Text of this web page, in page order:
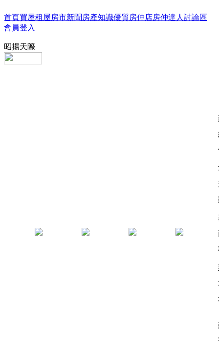
首頁買屋租屋房市新聞 房產知識優質房仲店房仲達人 討論區|
會員登入
昭揚天際